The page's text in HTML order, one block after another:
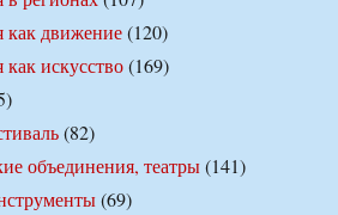
как движение(120)
как искусство(169)
(82)
объединения, театры(141)
(69)